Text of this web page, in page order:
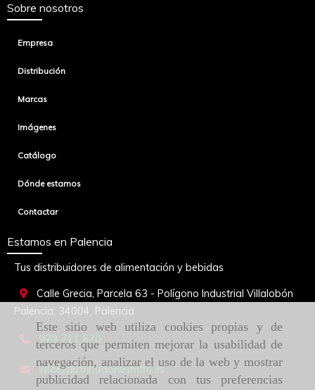
Este sitio web utiliza cookies propias y de
terceros que permiten mejorar la usabilidad de
navegación, analizar el uso de la web y mostrar
publicidad relacionada con tus preferencias
Sobre nosotros
Empresa
Distribución
Marcas
Imágenes
Catálogo
Dónde estamos
Contactar
Estamos en Palencia
Tus distribuidores de alimentación y bebidas
Calle Grecia, Parcela 63 - Polígono Industrial Villalobón
Palencia, 34004, Palencia
info distribucionesmfm.es